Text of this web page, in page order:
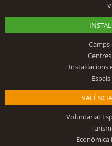
Instal·lacions
Voluntariat